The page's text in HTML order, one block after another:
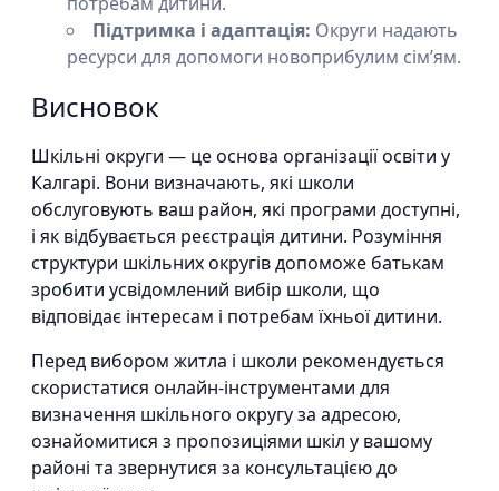
Підтримка і адаптація: Округи надають
ресурси для допомоги новоприбулим сім’ям.
Висновок
Шкільні округи — це основа організації освіти у
Калгарі. Вони визначають, які школи
обслуговують ваш район, які програми доступні,
і як відбувається реєстрація дитини. Розуміння
структури шкільних округів допоможе батькам
зробити усвідомлений вибір школи, що
відповідає інтересам і потребам їхньої дитини.
Перед вибором житла і школи рекомендується
скористатися онлайн-інструментами для
визначення шкільного округу за адресою,
ознайомитися з пропозиціями шкіл у вашому
районі та звернутися за консультацією до